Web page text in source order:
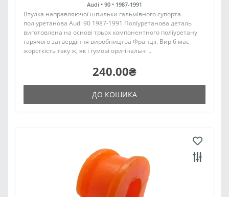
Audi • 90 • 1987-1991
Втулка направляючої шпильки гальмівного супорта
поліуретанова Audi 90 1987-1991 Поліуретанова деталь
виготовлена на основі трьох компонентного поліуретану
гарячого затвердіння виробництва Франції. Виріб має
жорсткість таку ж, як і гумові оригінальні ..
240.00₴
ДО КОШИКА